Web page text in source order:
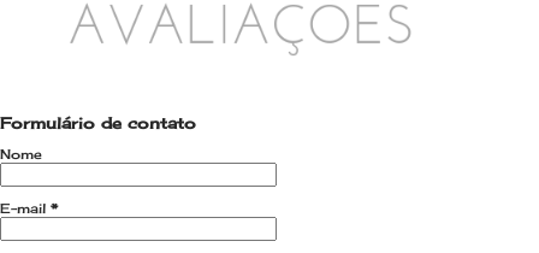
Formulário de contato
Nome
E-mail *